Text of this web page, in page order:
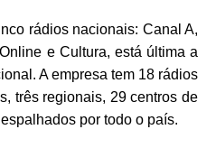
rádios nacionais: Canal A,
e Cultura, está última a
A empresa tem 18 rádios
três regionais, 29 centros de
por todo o país.